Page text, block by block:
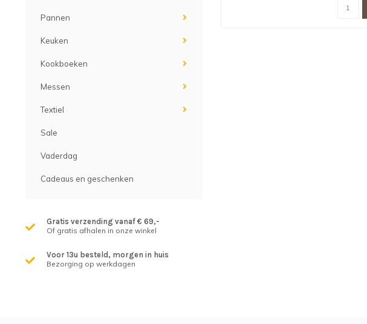
Pannen
Keuken
Kookboeken
Messen
Textiel
Sale
Vaderdag
Cadeaus en geschenken
Gratis verzending vanaf € 69,-
Of gratis afhalen in onze winkel
Voor 13u besteld, morgen in huis
Bezorging op werkdagen